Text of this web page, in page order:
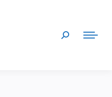
Search: